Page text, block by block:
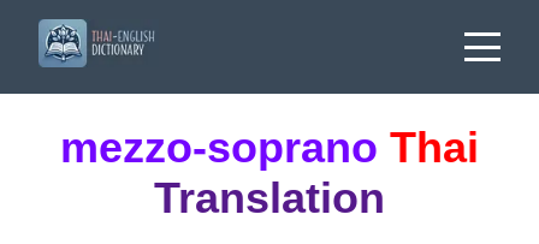
mezzo-soprano Thai
Translation